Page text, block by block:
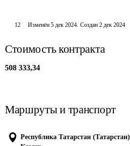
12 Изменён5 дек 2024. Создан 2 дек 2024
Стоимость контракта
508 333,34
Маршруты и транспорт
Республика Татарстан (Татарстан)